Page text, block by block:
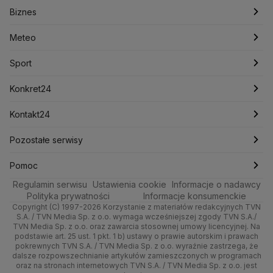
Kryptowaluty
Lotnisko Chopina
Mariusz Błaszczak
Mark Zuckerberg
Ministerstwo Aktywów Państwowych
Ministerstwo Infrastruktury
Ministerstwo Rolnictwa
Ministerstwo Rozwoju i Technologii
Ministerstwo Sportu i Turystyki
Ministerstwo Cyfryzacji
Ministerstwo Edukacji Narodowej
Ministerstwo Finansów
Ministerstwo Klimatu i Środowiska
Biznes
Meteo
Sport
Zdrowie
Technologia
Quizy
Tematy
Podcasty
Artykuły
Newslettery
Fakty po Faktach
Fakty o Świecie
Ludzie Faktów
Warszawa
Łódź
Katowice
Kraków
Poznań
Trójmiasto
Kielce
Kujawsko-pomorskie
Lublin
Lubuskie
Biznes
Najnowsze
Notowania
Pieniądze
Nieruchomości
Rynki
Dla firm
Handel
Ze świata
Tech
Moto
Meteo
Pogoda godzinowa
Pogoda długoterminowa
Pogoda na jutro
Pogoda na weekend
Najnowsze
Polska
Prognoza
Świat
Nauka
Sport
Piłka Nożna
Tenis
Kolarstwo
Skoki Narciarskie
Sporty zimowe
Lekkoatletyka
Siatkówka
F1
Konkret24
Najnowsze
Polska
Świat
Polityka
Zdrowie
Tech
Nauka
Kontakt24
Najnowsze
Gorące Tematy
Wyślij zgłoszenie
Pozostałe serwisy
TVN
Dzień Dobry TVN
Uwaga TVN
HGTV
TVN Turbo
Pomoc
Centrum pomocy
Test zgodności
Oglądaj na TV
Zrealizuj voucher
Regulamin serwisu Ustawienia cookie
Informacje o nadawcy
Polityka prywatności
Informacje konsumenckie
Copyright (C) 1997-2026 Korzystanie z materiałów redakcyjnych TVN
S.A. / TVN Media Sp. z o.o. wymaga wcześniejszej zgody TVN S.A./
TVN Media Sp. z o.o. oraz zawarcia stosownej umowy licencyjnej. Na
podstawie art. 25 ust. 1 pkt. 1 b) ustawy o prawie autorskim i prawach
pokrewnych TVN S.A. / TVN Media Sp. z o.o. wyraźnie zastrzega, że
dalsze rozpowszechnianie artykułów zamieszczonych w programach
oraz na stronach internetowych TVN S.A. / TVN Media Sp. z o.o. jest